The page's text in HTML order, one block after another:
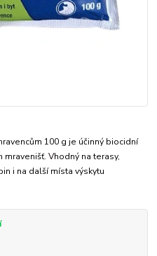
100 g je účinný biocidní
Vhodný na terasy,
i na další místa výskytu